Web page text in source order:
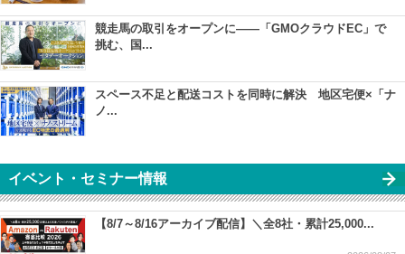
競走馬の取引をオープンに――「GMOクラウドEC」で
挑む、国...
スペース不足と配送コストを同時に解決 地区宅便×「ナ
ノ...
イベント・セミナー情報
【8/7～8/16アーカイブ配信】＼全8社・累計25,000...